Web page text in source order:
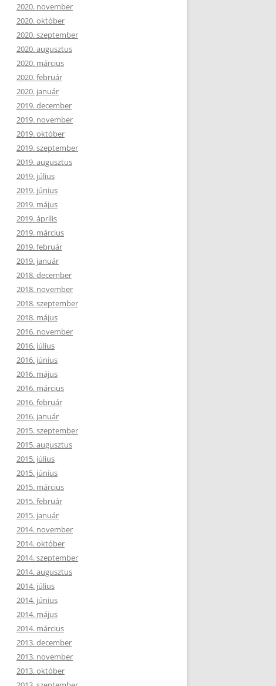
2020. november
2020. október
2020. szeptember
2020. augusztus
2020. március
2020. február
2020. január
2019. december
2019. november
2019. október
2019. szeptember
2019. augusztus
2019. július
2019. június
2019. május
2019. április
2019. március
2019. február
2019. január
2018. december
2018. november
2018. szeptember
2018. május
2016. november
2016. július
2016. június
2016. május
2016. március
2016. február
2016. január
2015. szeptember
2015. augusztus
2015. július
2015. június
2015. március
2015. február
2015. január
2014. november
2014. október
2014. szeptember
2014. augusztus
2014. július
2014. június
2014. május
2014. március
2013. december
2013. november
2013. október